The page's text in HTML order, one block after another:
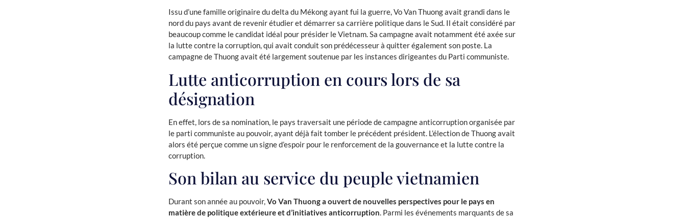
Issu d’une famille originaire du delta du Mékong ayant fui la guerre, Vo Van Thuong avait grandi dans le
nord du pays avant de revenir étudier et démarrer sa carrière politique dans le Sud. Il était considéré par
beaucoup comme le candidat idéal pour présider le Vietnam. Sa campagne avait notamment été axée sur
la lutte contre la corruption, qui avait conduit son prédécesseur à quitter également son poste. La
campagne de Thuong avait été largement soutenue par les instances dirigeantes du Parti communiste.
Lutte anticorruption en cours lors de sa
désignation
En effet, lors de sa nomination, le pays traversait une période de campagne anticorruption organisée par
le parti communiste au pouvoir, ayant déjà fait tomber le précédent président. L’élection de Thuong avait
alors été perçue comme un signe d’espoir pour le renforcement de la gouvernance et la lutte contre la
corruption.
Son bilan au service du peuple vietnamien
Durant son année au pouvoir,Vo Van Thuong a ouvert de nouvelles perspectives pour le pays en
matière de politique extérieure et d’initiatives anticorruption. Parmi les événements marquants de sa